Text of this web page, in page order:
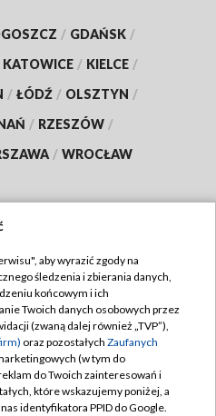
/ GDAŃSK /
KATOWICE / KIELCE /
/ ŁÓDŹ / OLSZTYN /
/ RZESZÓW /
/ WROCŁAW
TVP
TVP
prywatności
zgody
aby wyrazić zgody na
śledzenia i zbierania danych,
końcowym i ich
Twoich danych osobowych przez
(zwaną dalej również „TVP”),
oraz pozostałych Zaufanych
(w tym do
do Twoich zainteresowań i
które wskazujemy poniżej, a
identyfikatora PPID do Google.